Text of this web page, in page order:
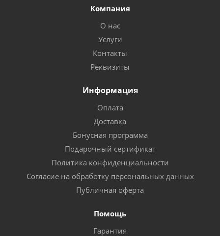
Компания
О нас
Услуги
Контакты
Реквизиты
Информация
Оплата
Доставка
Бонусная программа
Подарочный сертификат
Политика конфиденциальности
Согласие на обработку персональных данных
Публичная оферта
Помощь
Гарантия